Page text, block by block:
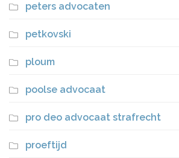
peters advocaten
petkovski
ploum
poolse advocaat
pro deo advocaat strafrecht
proeftijd